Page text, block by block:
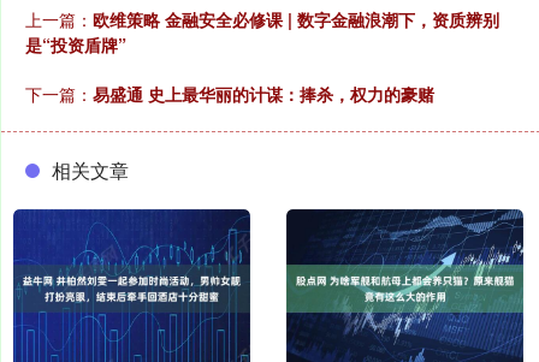
上一篇： 欧维策略 金融安全必修课 | 数字金融浪潮下，资质辨别
是“投资盾牌”
下一篇： 易盛通 史上最华丽的计谋：捧杀，权力的豪赌
相关文章